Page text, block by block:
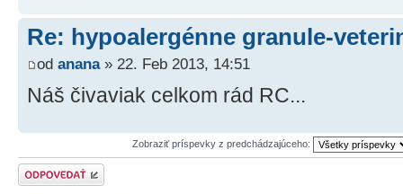
Re: hypoalergénne granule-
od anana» 22. Feb 2013, 14:51
Náš čivaviak celkom rád RC...
Zobraziť príspevky z predchádzajúceho:
Odoslať odpoveď